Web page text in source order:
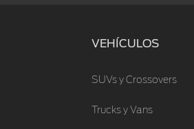
VEHÍCULOS
SUVs y Crossovers
Trucks y Vans